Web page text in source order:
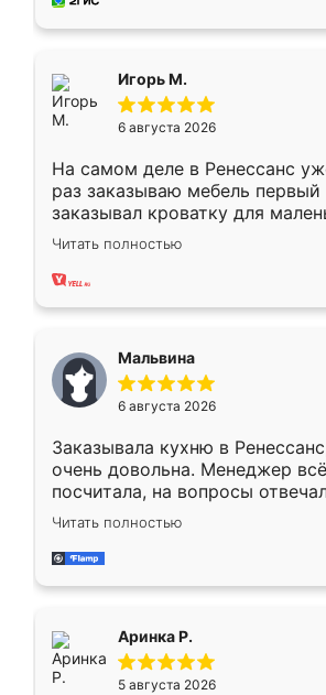
Игорь М.
6 августа 2026
На самом деле в Ренессанс
раз заказываю мебель первый
заказывал кроватку для
ребёнка при его рождении ,во
заказал шкаф-купе. По
хорошее сборка достаточно
меньше, здесь же он более
Мне нравится ,если что-то
мебели буду заказывать
Читать полностью
Мальвина
6 августа 2026
Заказывала кухню в
очень довольна. Менеджер
посчитала, на вопросы
Замерщик приехал в субботу,
делу со всей
за день, ребята работали
Читать полностью
Аринка Р.
5 августа 2026